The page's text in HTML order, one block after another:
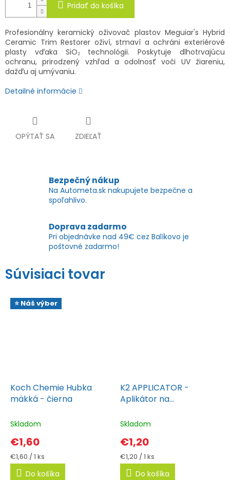
Pridať do košíka
Profesionálny keramický oživovač plastov Meguiar's Hybrid
Ceramic Trim Restorer oživí, stmaví a ochráni exteriérové
plasty vďaka SiO₂ technológii. Poskytuje dlhotrvajúcu
ochranu, prirodzený vzhľad a odolnosť voči UV žiareniu,
dažďu aj umývaniu.
Detailné informácie
OPÝTAŤ SA ZDIEĽAŤ
Bezpečný nákup
Na Autometa.sk nakupujete bezpečne a
spoľahlivo.
Doprava zadarmo
Pri objednávke nad 49€ cez Balíkovo je
poštovné zadarmo!
Súvisiaci tovar
⭐ Náš výber
Koch Chemie Hubka
mäkká - čierna
Skladom
€1,60
Jednotková
cena:
€1,60 / 1 ks
Do košíka
K2 APPLICATOR -
Aplikátor na
Skladom
€1,20
Jednotková
cena:
€1,20 / 1 ks
Do košíka